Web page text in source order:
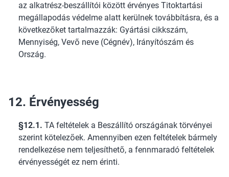
az alkatrész-beszállítói között érvényes Titoktartási
megállapodás védelme alatt kerülnek továbbításra, és a
következőket tartalmazzák: Gyártási cikkszám,
Mennyiség, Vevő neve (Cégnév), Irányítószám és
Ország.
12. Érvényesség
§12.1. TA feltételek a Beszállító országának törvényei
szerint kötelezőek. Amennyiben ezen feltételek bármely
rendelkezése nem teljesíthető, a fennmaradó feltételek
érvényességét ez nem érinti.